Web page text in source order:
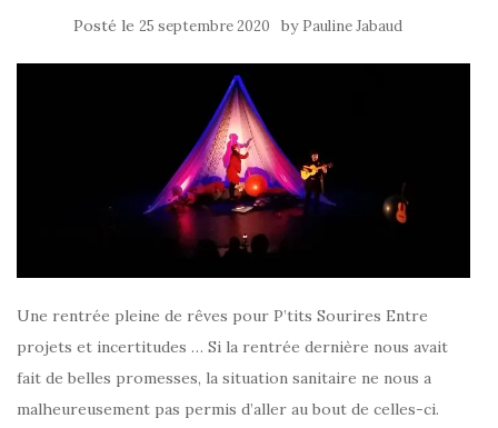
Posté le 25 septembre 2020 by Pauline Jabaud
Une rentrée pleine de rêves pour P’tits Sourires Entre
projets et incertitudes … Si la rentrée dernière nous avait
fait de belles promesses, la situation sanitaire ne nous a
malheureusement pas permis d’aller au bout de celles-ci.